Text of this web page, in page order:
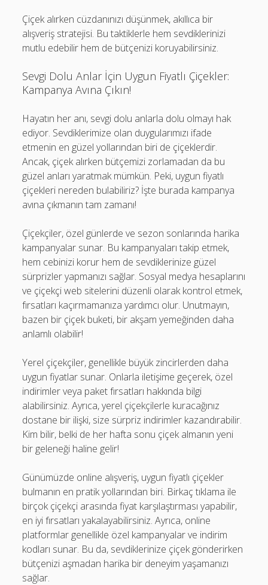
Çiçek alırken cüzdanınızı düşünmek, akıllıca bir
alışveriş stratejisi. Bu taktiklerle hem sevdiklerinizi
mutlu edebilir hem de bütçenizi koruyabilirsiniz.
Sevgi Dolu Anlar İçin Uygun Fiyatlı Çiçekler:
Kampanya Avına Çıkın!
Hayatın her anı, sevgi dolu anlarla dolu olmayı hak
ediyor. Sevdiklerimize olan duygularımızı ifade
etmenin en güzel yollarından biri de çiçeklerdir.
Ancak, çiçek alırken bütçemizi zorlamadan da bu
güzel anları yaratmak mümkün. Peki, uygun fiyatlı
çiçekleri nereden bulabiliriz? İşte burada kampanya
avına çıkmanın tam zamanı!
Çiçekçiler, özel günlerde ve sezon sonlarında harika
kampanyalar sunar. Bu kampanyaları takip etmek,
hem cebinizi korur hem de sevdiklerinize güzel
sürprizler yapmanızı sağlar. Sosyal medya hesaplarını
ve çiçekçi web sitelerini düzenli olarak kontrol etmek,
fırsatları kaçırmamanıza yardımcı olur. Unutmayın,
bazen bir çiçek buketi, bir akşam yemeğinden daha
anlamlı olabilir!
Yerel çiçekçiler, genellikle büyük zincirlerden daha
uygun fiyatlar sunar. Onlarla iletişime geçerek, özel
indirimler veya paket fırsatları hakkında bilgi
alabilirsiniz. Ayrıca, yerel çiçekçilerle kuracağınız
dostane bir ilişki, size sürpriz indirimler kazandırabilir.
Kim bilir, belki de her hafta sonu çiçek almanın yeni
bir geleneği haline gelir!
Günümüzde online alışveriş, uygun fiyatlı çiçekler
bulmanın en pratik yollarından biri. Birkaç tıklama ile
birçok çiçekçi arasında fiyat karşılaştırması yapabilir,
en iyi fırsatları yakalayabilirsiniz. Ayrıca, online
platformlar genellikle özel kampanyalar ve indirim
kodları sunar. Bu da, sevdiklerinize çiçek gönderirken
bütçenizi aşmadan harika bir deneyim yaşamanızı
sağlar.